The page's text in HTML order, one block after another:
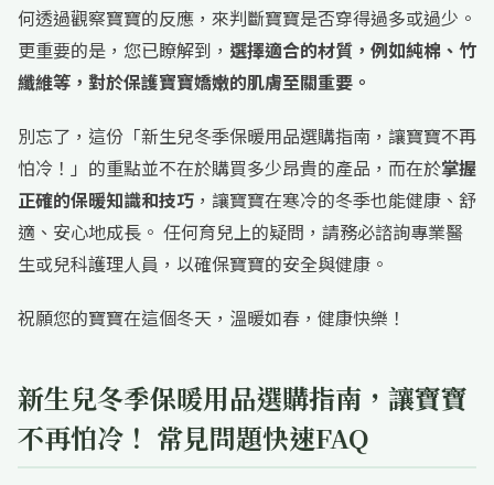
何透過觀察寶寶的反應，來判斷寶寶是否穿得過多或過少。
更重要的是，您已瞭解到， 選擇適合的材質，例如純棉、竹
纖維等，對於保護寶寶嬌嫩的肌膚至關重要。
別忘了，這份「新生兒冬季保暖用品選購指南，讓寶寶不再
怕冷！」的重點並不在於購買多少昂貴的產品，而在於掌握
正確的保暖知識和技巧 ，讓寶寶在寒冷的冬季也能健康、舒
適、安心地成長。 任何育兒上的疑問，請務必諮詢專業醫
生或兒科護理人員，以確保寶寶的安全與健康。
祝願您的寶寶在這個冬天，溫暖如春，健康快樂！
新生兒冬季保暖用品選購指南，讓寶寶
不再怕冷！ 常見問題快速FAQ